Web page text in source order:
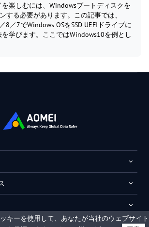
を楽しむには、Windowsブートディスクを
する必要があります。この記事では、
8／7でWindows OSをSSD UEFIドライブに
学びます。ここではWindows10を例とし
キーを使用して、あなたが当社のウェブサイト